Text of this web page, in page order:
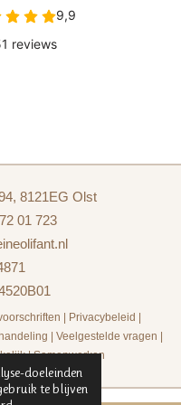
doeleinden
te blijven
8121EG Olst
01 723
Privacybeleid
Veelgestelde vragen
|Samenwerken